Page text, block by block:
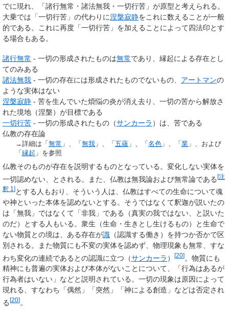
でに現れ、「諸行無常・諸法無我・一切行苦」が原型と考えられる。
大乗では「一切行苦」の代わりに涅槃寂静をこれに数えることが一般
的である。これに再度「一切行苦」を加えることによって四法印とす
る場合もある。
諸行無常 - 一切の形成されたものは無常であり、縁起による存在とし
てのみある
諸法無我 - 一切の存在には形成されたものでないもの、 アートマンの
ような実体はない
涅槃寂静 - 苦を生んでいた煩悩の炎が消え去り、一切の苦から解放さ
れた境地（涅槃）が目標である
一切行苦 - 一切の形成されたもの（サンカーラ ）は、苦である
仏教の存在論
→詳細は「無常 」、「無我 」、「五蘊 」、「名色 」、「業 」、および
「縁起 」を参照
仏教そのものが存在を説明するものとなっている。変化しない実体を
一切認めない、とされる。また、仏教は無我論および無常論である[注
釈 1 ] とする人もおり、そういう人は、仏教はすべての生命について魂
や神といった本体を認めないとする。そうではなくて釈迦が説いたの
は「無我」ではなくて「非我」である（真実の我ではない、と説いた
のだ）とする人もいる。衆生（生命・生きとし生けるもの）と生命で
ない物質との境は、ある存在が識 （認識する働き）を持つか否かで区
別される。また物質にも不変の実体を認めず、物理現象も無常、すな
わち変化の連続であるとの認識に立つ（サンカーラ ） [20]。物質にも
精神にも普遍の実体および本体がないことについて、「行為はあるが
行為者はいない」などと説明されている。一切の現象は原因によって
現れる、すなわち「偶然」「突然」「神による創造」などは否定され
る [20] 。